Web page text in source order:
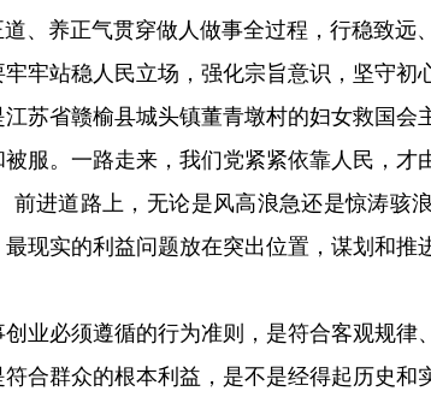
、养正气贯穿做人做事全过程，行稳致远
牢站稳人民立场，强化宗旨意识，坚守
苏省赣榆县城头镇董青墩村的妇女救国
服。一路走来，我们党紧紧依靠人民，才
进道路上，无论是风高浪急还是惊涛骇
现实的利益问题放在突出位置，谋划和
业必须遵循的行为准则，是符合客观规
合群众的根本利益，是不是经得起历史